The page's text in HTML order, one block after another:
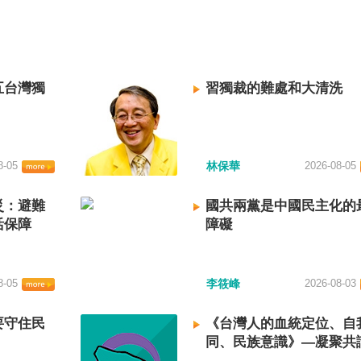
台灣獨
05
習獨裁的難處和大清洗
林保華 2026-08-05
：避難
保障
05
國共兩黨是中國民主化的
障礙
李筱峰 2026-08-03
守住民
《台灣人的血統定位、自
同、民族意識》—凝聚共